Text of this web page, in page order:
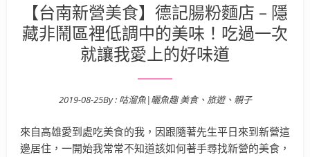
【台南新營美食】德記腸粉麵店 – 隱
藏非鬧區裡低調中的美味！吃過一次
就讓我愛上的好味道
Posted on
2019-08-25By : 咕溜魚|曬魚趣 美食、旅遊、親子
來自高雄愛到處吃美食的我，因跟隨著先生平日來到新營這
邊居住，一開始我常常不知道該如何著手尋找新營的美食，